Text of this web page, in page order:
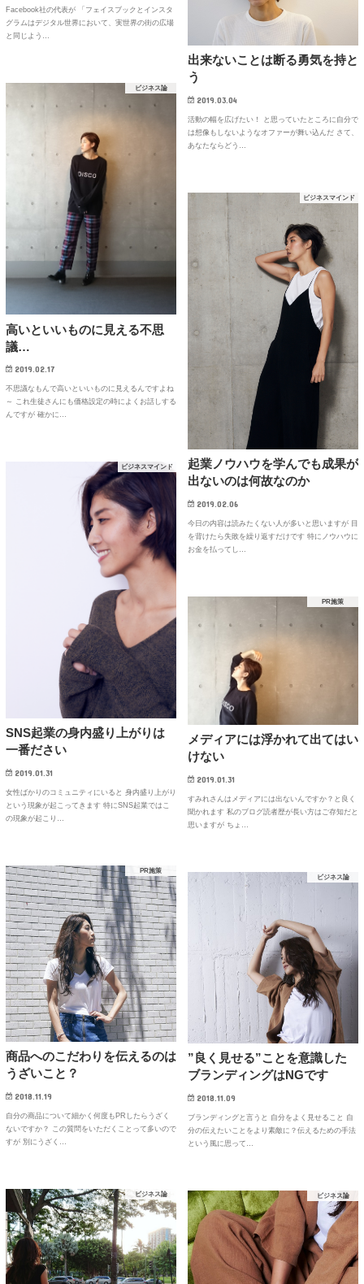
Facebook社の代表が 「フェイスブックとインスタ
グラムはデジタル世界において、実世界の街の広場
と同じよう…
出来ないことは断る勇気を持と
う
2019.03.04
活動の幅を広げたい！ と思っていたところに自分で
は想像もしないようなオファーが舞い込んだ さて、
あなたならどう…
ビジネス論
高いといいものに見える不思
議…
2019.02.17
不思議なもんで高いといいものに見えるんですよね
～ これ生徒さんにも価格設定の時によくお話しする
んですが 確かに…
ビジネスマインド
起業ノウハウを学んでも成果が
出ないのは何故なのか
2019.02.06
今日の内容は読みたくない人が多いと思いますが 目
を背けたら失敗を繰り返すだけです 特にノウハウに
お金を払ってし…
ビジネスマインド
SNS起業の身内盛り上がりは
一番ださい
2019.01.31
女性ばかりのコミュニティにいると 身内盛り上がり
という現象が起こってきます 特にSNS起業ではこ
の現象が起こり…
PR施策
メディアには浮かれて出てはい
けない
2019.01.31
すみれさんはメディアには出ないんですか？と良く
聞かれます 私のブログ読者歴が長い方はご存知だと
思いますが ちょ…
PR施策
商品へのこだわりを伝えるのは
うざいこと？
2018.11.19
自分の商品について細かく何度もPRしたらうざく
ないですか？ この質問をいただくことって多いので
すが 別にうざく…
ビジネス論
”良く見せる”ことを意識した
ブランディングはNGです
2018.11.09
ブランディングと言うと 自分をよく見せること 自
分の伝えたいことをより素敵に？伝えるための手法
という風に思って…
ビジネス論 ビジネス論